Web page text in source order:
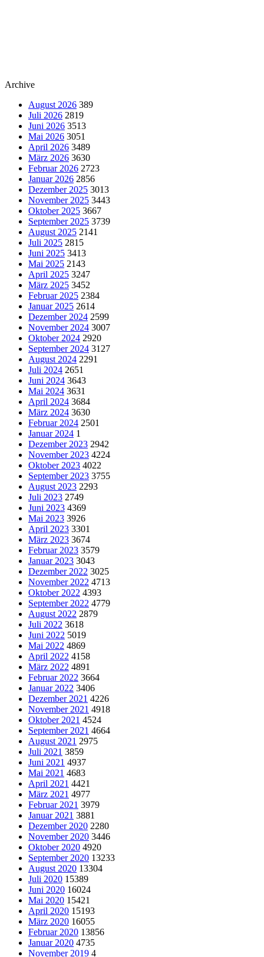
Archive
August 2026 389
Juli 2026 2819
Juni 2026 3513
Mai 2026 3051
April 2026 3489
März 2026 3630
Februar 2026 2723
Januar 2026 2856
Dezember 2025 3013
November 2025 3443
Oktober 2025 3667
September 2025 3739
August 2025 2141
Juli 2025 2815
Juni 2025 3413
Mai 2025 2143
April 2025 3247
März 2025 3452
Februar 2025 2384
Januar 2025 2614
Dezember 2024 2599
November 2024 3007
Oktober 2024 2920
September 2024 3127
August 2024 2291
Juli 2024 2651
Juni 2024 3643
Mai 2024 3631
April 2024 3684
März 2024 3630
Februar 2024 2501
Januar 2024 1
Dezember 2023 2942
November 2023 4224
Oktober 2023 4022
September 2023 3755
August 2023 2293
Juli 2023 2749
Juni 2023 4369
Mai 2023 3926
April 2023 3301
März 2023 3674
Februar 2023 3579
Januar 2023 3043
Dezember 2022 3025
November 2022 4713
Oktober 2022 4393
September 2022 4779
August 2022 2879
Juli 2022 3618
Juni 2022 5019
Mai 2022 4869
April 2022 4158
März 2022 4891
Februar 2022 3664
Januar 2022 3406
Dezember 2021 4226
November 2021 4918
Oktober 2021 4524
September 2021 4664
August 2021 2975
Juli 2021 3859
Juni 2021 4937
Mai 2021 4683
April 2021 4421
März 2021 4977
Februar 2021 3979
Januar 2021 3881
Dezember 2020 2280
November 2020 3446
Oktober 2020 4920
September 2020 13233
August 2020 13304
Juli 2020 15389
Juni 2020 16024
Mai 2020 15421
April 2020 15193
März 2020 16055
Februar 2020 13856
Januar 2020 4735
November 2019 4